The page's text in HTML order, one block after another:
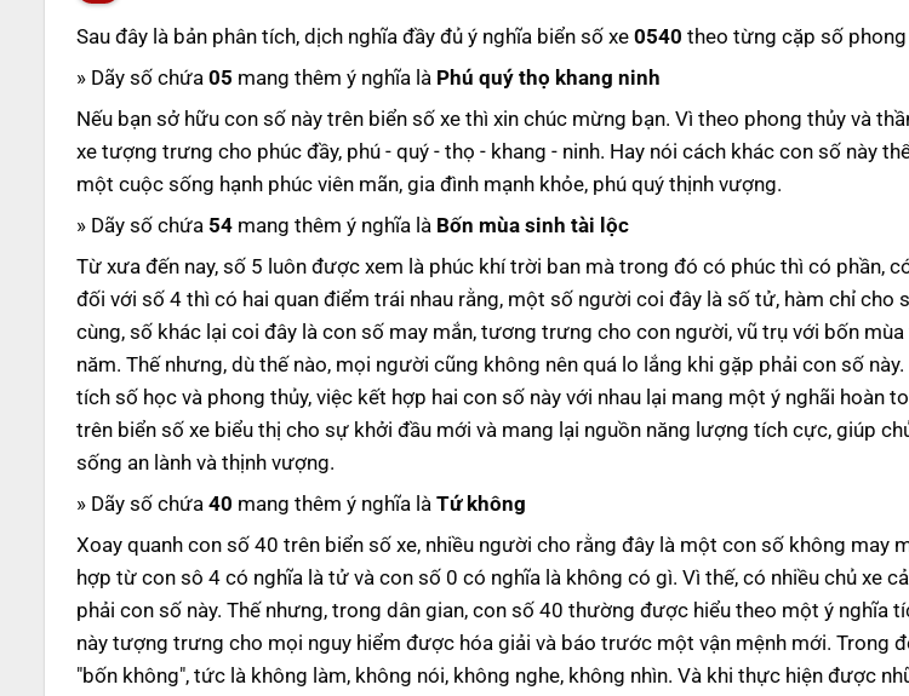
Sau đây là bản phân tích, dịch nghĩa đầy đủ ý nghĩa biển số xe 0540 theo từng cặp số phong
» Dãy số chứa 05 mang thêm ý nghĩa là Phú quý thọ khang ninh
Nếu bạn sở hữu con số này trên biển số xe thì xin chúc mừng bạn. Vì theo phong thủy và
xe tượng trưng cho phúc đầy, phú - quý - thọ - khang - ninh. Hay nói cách khác con số này
một cuộc sống hạnh phúc viên mãn, gia đình mạnh khỏe, phú quý thịnh vượng.
» Dãy số chứa 54mang thêm ý nghĩa là Bốn mùa sinh tài lộc
Từ xưa đến nay, số 5 luôn được xem là phúc khí trời ban mà trong đó có phúc thì có phần,
đối với số 4 thì có hai quan điểm trái nhau rằng, một số người coi đây là số tử, hàm chỉ cho
cùng, số khác lại coi đây là con số may mắn, tương trưng cho con người, vũ trụ với bốn mùa
năm. Thế nhưng, dù thế nào, mọi người cũng không nên quá lo lắng khi gặp phải con số
tích số học và phong thủy, việc kết hợp hai con số này với nhau lại mang một ý nghãi hoàn
trên biển số xe biểu thị cho sự khởi đầu mới và mang lại nguồn năng lượng tích cực, giúp
sống an lành và thịnh vượng.
» Dãy số chứa 40 mang thêm ý nghĩa là Tứ không
Xoay quanh con số 40 trên biển số xe, nhiều người cho rằng đây là một con số không may
hợp từ con sô 4 có nghĩa là tử và con số 0 có nghĩa là không có gì. Vì thế, có nhiều chủ xe
phải con số này. Thế nhưng, trong dân gian, con số 40 thường được hiểu theo một ý nghĩa
này tượng trưng cho mọi nguy hiểm được hóa giải và báo trước một vận mệnh mới. Trong
"bốn không", tức là không làm, không nói, không nghe, không nhìn. Và khi thực hiện được